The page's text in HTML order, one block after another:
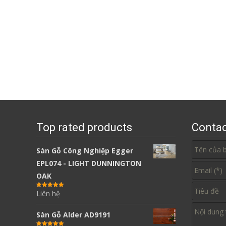
Top rated products
Sàn Gỗ Công Nghiệp Egger
EPL074 - LIGHT DUNNINGTON
OAK
Được xếp
hạng 5.00 5
Liên hệ
Sàn Gỗ Alder AD9191